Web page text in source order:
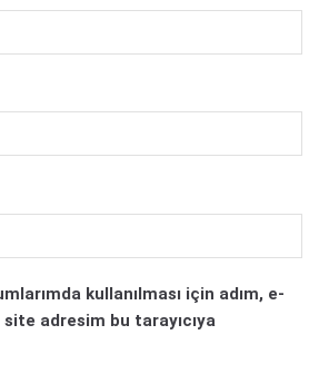
kullanılması için adım, e-
adresim bu tarayıcıya